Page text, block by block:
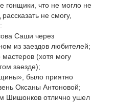
гонщики, что не могло не
не смогу,
Саши через
из заездов любителей;
(хотя могу
заезде);
было приятно
Оксаны Антоновой;
Шишонков отлично ушел